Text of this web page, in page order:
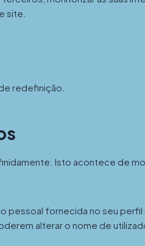
site.
redefinição.
Isto acontece de
pessoal fornecida no seu
alterar o nome de